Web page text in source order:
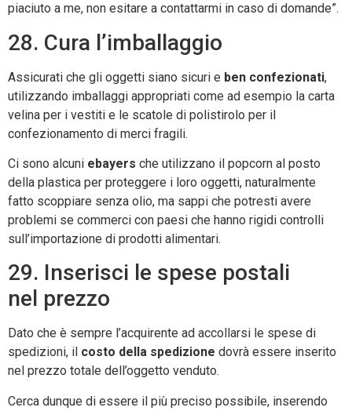
piaciuto a me, non esitare a contattarmi in caso di domande”.
28. Cura l’imballaggio
Assicurati che gli oggetti siano sicuri e ben confezionati,
utilizzando imballaggi appropriati come ad esempio la carta
velina per i vestiti e le scatole di polistirolo per il
confezionamento di merci fragili.
Ci sono alcuni ebayers che utilizzano il popcorn al posto
della plastica per proteggere i loro oggetti, naturalmente
fatto scoppiare senza olio, ma sappi che potresti avere
problemi se commerci con paesi che hanno rigidi controlli
sull’importazione di prodotti alimentari.
29. Inserisci le spese postali
nel prezzo
Dato che è sempre l’acquirente ad accollarsi le spese di
spedizioni, il costo della spedizione dovrà essere inserito
nel prezzo totale dell’oggetto venduto.
Cerca dunque di essere il più preciso possibile, inserendo